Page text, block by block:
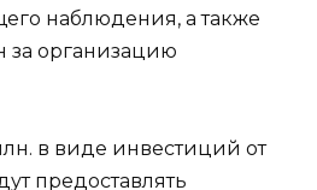
наблюдения, а также
за организацию
в виде инвестиций от
предоставлять